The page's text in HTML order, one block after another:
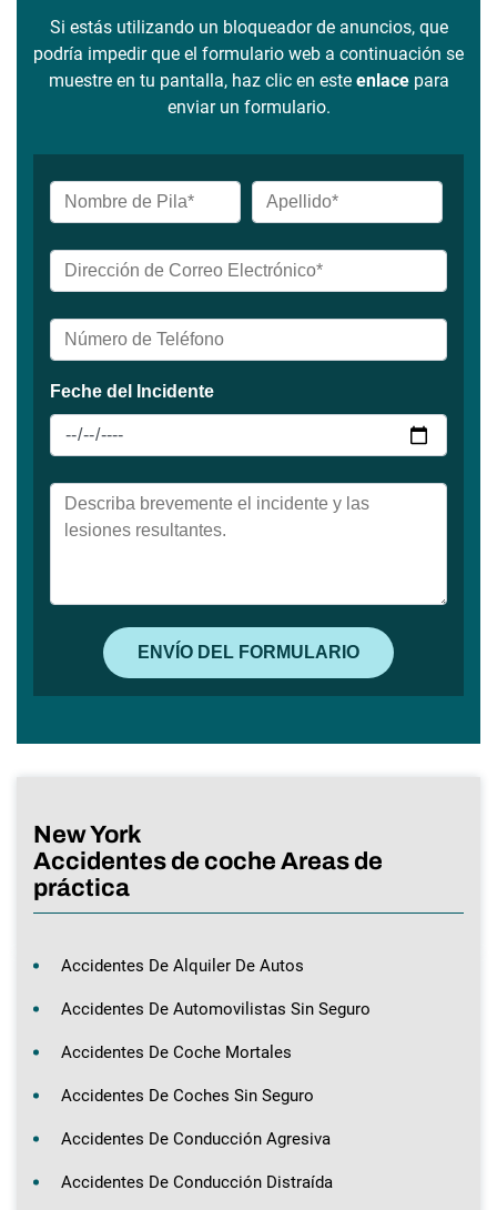
Si estás utilizando un bloqueador de anuncios, que
podría impedir que el formulario web a continuación se
muestre en tu pantalla, haz clic en este enlacepara
enviar un formulario.
New York
Accidentes de coche Areas de
práctica
Accidentes De Alquiler De Autos
Accidentes De Automovilistas Sin Seguro
Accidentes De Coche Mortales
Accidentes De Coches Sin Seguro
Accidentes De Conducción Agresiva
Accidentes De Conducción Distraída